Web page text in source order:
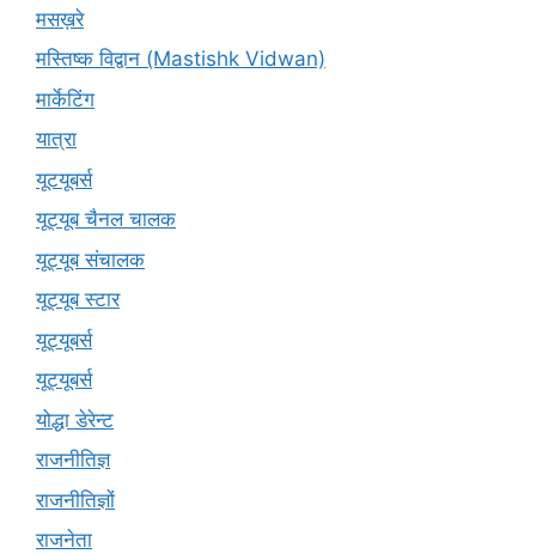
मसख़रे
मस्तिष्क विद्वान (Mastishk Vidwan)
मार्केटिंग
यात्रा
यूटयूबर्स
यूट्यूब चैनल चालक
यूट्यूब संचालक
यूट्यूब स्टार
यूट्यूबर्स
यूट्‍यूबर्स
योद्धा डेरेन्ट
राजनीतिज्ञ
राजनीतिज्ञों
राजनेता